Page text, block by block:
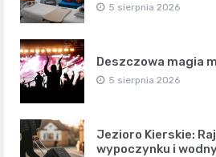
5 sierpnia 2026
Deszczowa magia
5 sierpnia 2026
Jezioro Kierskie:
wypoczynku i